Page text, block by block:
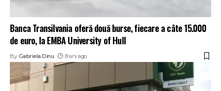
Banca Transilvania oferă două burse, fiecare a câte 15.000
de euro, la EMBA University of Hull
By Gabriela Dinu 8 ani ago